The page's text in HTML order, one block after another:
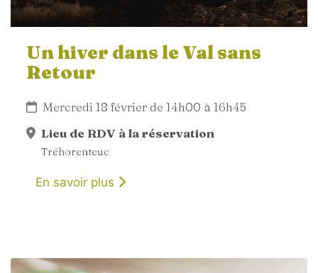
Un hiver dans le Val sans
Retour
Mercredi 18 février de 14h00 à 16h45
Lieu de RDV à la réservation
Tréhorenteuc
En savoir plus